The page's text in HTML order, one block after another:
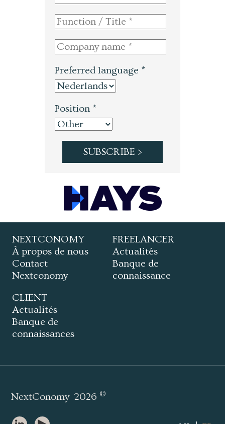
Preferred language *
Position *
NEXTCONOMY
À propos de nous
Contact
Nextconomy
FREELANCER
Actualités
Banque de
connaissance
CLIENT
Actualités
Banque de
connaissances
NextConomy 2026©